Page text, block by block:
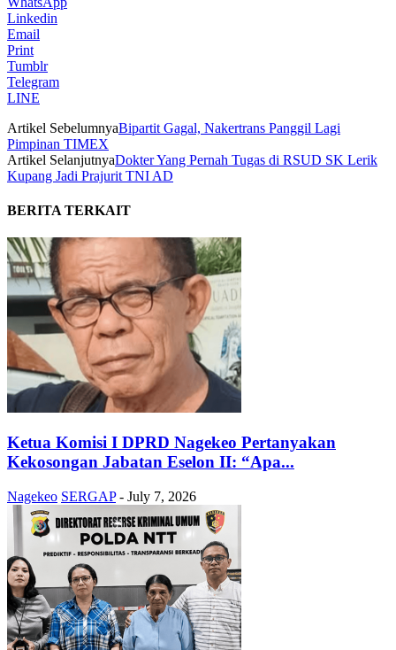
Linkedin
Email
Print
Tumblr
Telegram
LINE
Artikel SebelumnyaBipartit Gagal, Nakertrans Panggil Lagi
Pimpinan TIMEX
Artikel SelanjutnyaDokter Yang Pernah Tugas di RSUD SK Lerik
Kupang Jadi Prajurit TNI AD
BERITA TERKAIT
Ketua Komisi I DPRD Nagekeo Pertanyakan
Kekosongan Jabatan Eselon II: “Apa...
Nagekeo SERGAP - July 7, 2026